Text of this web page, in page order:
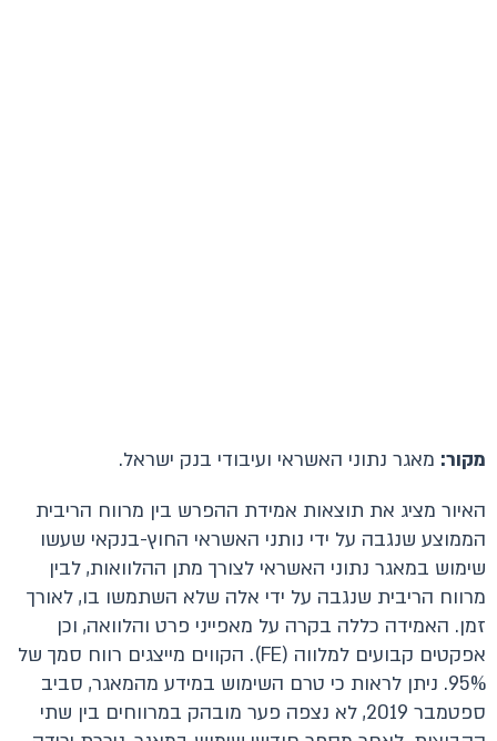
מקור: מאגר נתוני האשראי ועיבודי בנק ישראל.
האיור מציג את תוצאות אמידת ההפרש בין מרווח הריבית
הממוצע שנגבה על ידי נותני האשראי החוץ-בנקאי שעשו
שימוש במאגר נתוני האשראי לצורך מתן ההלוואות, לבין
מרווח הריבית שנגבה על ידי אלה שלא השתמשו בו, לאורך
זמן. האמידה כללה בקרה על מאפייני פרט והלוואה, וכן
אפקטים קבועים למלווה (FE). הקווים מייצגים רווח סמך של
95%. ניתן לראות כי טרם השימוש במידע מהמאגר, סביב
ספטמבר 2019, לא נצפה פער מובהק במרווחים בין שתי